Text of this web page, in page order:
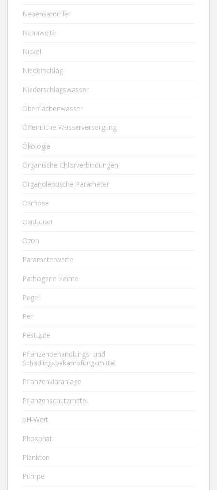
Nebensammler
Nennweite
Nickel
Niederschlag
Niederschlagswasser
Oberflächenwasser
Öffentliche Wasserversorgung
Ökologie
Organische Chlorverbindungen
Organoleptische Parameter
Osmose
Oxidation
Ozon
Parameterwerte
Pathogene Keime
Pegel
Per
Pestizide
Pflanzenbehandlungs- und
Schädlingsbekämpfungsmittel
Pflanzenkläranlage
Pflanzenschutzmittel
pH-Wert
Phosphat
Plankton
Pumpe